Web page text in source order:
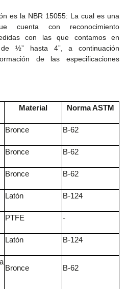
es la NBR 15055: La cual es una
cuenta con reconocimiento
con las que contamos en
½” hasta 4”, a continuación
de las especificaciones
Material Norma ASTM
Bronce B-62
Bronce B-62
Bronce B-62
Latón B-124
PTFE -
Latón B-124
Bronce B-62